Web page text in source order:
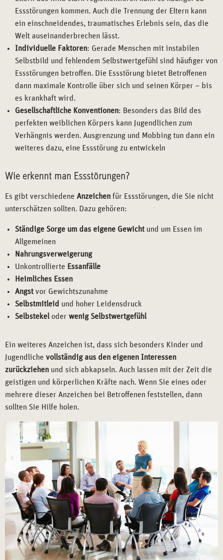
Essstörungen kommen. Auch die Trennung der Eltern kann
ein einschneidendes, traumatisches Erlebnis sein, das die
Welt auseinanderbrechen lässt.
Individuelle Faktoren: Gerade Menschen mit instabilen
Selbstbild und fehlendem Selbstwertgefühl sind häufiger von
Essstörungen betroffen. Die Essstörung bietet Betroffenen
dann maximale Kontrolle über sich und seinen Körper – bis
es krankhaft wird.
Gesellschaftliche Konventionen: Besonders das Bild des
perfekten weiblichen Körpers kann Jugendlichen zum
Verhängnis werden. Ausgrenzung und Mobbing tun dann ein
weiteres dazu, eine Essstörung zu entwickeln
Wie erkennt man Essstörungen?
Es gibt verschiedene Anzeichen für Essstörungen, die Sie nicht
unterschätzen sollten. Dazu gehören:
Ständige Sorge um das eigene Gewichtund um Essen im
Allgemeinen
Nahrungsverweigerung
Unkontrollierte Essanfälle
Heimliches Essen
Angstvor Gewichtszunahme
Selbstmitleid und hoher Leidensdruck
Selbstekeloder wenig Selbstwertgefühl
Ein weiteres Anzeichen ist, dass sich besonders Kinder und
Jugendliche vollständig aus den eigenen Interessen
zurückziehen und sich abkapseln. Auch lassen mit der Zeit die
geistigen und körperlichen Kräfte nach. Wenn Sie eines oder
mehrere dieser Anzeichen bei Betroffenen feststellen, dann
sollten Sie Hilfe holen.